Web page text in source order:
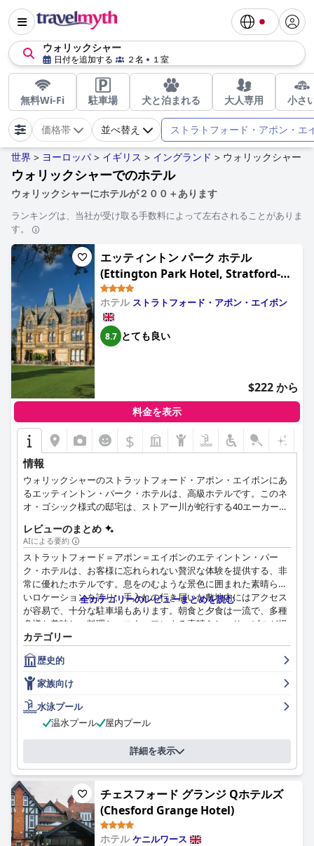
ウォリックシャー
日付を追加する ２名 １室
無料Wi-Fi 駐車場 犬と泊まれる 大人専用 小さ
価格帯 並べ替え ストラトフォード・アポン・エ
世界 > ヨーロッパ > イギリス > イングランド > ウォリックシャー
ウォリックシャーでのホテル
ウォリックシャーにホテルが２００＋あります
ランキングは、当社が受け取る手数料によって左右されることがありま
す。
エッティントン パーク ホテル
(Ettington Park Hotel, Stratford-
upon-Avon)
ホテル ストラトフォード・アポン・エイボン
8.7 とても良い
$222 から
料金を表示
$
情報
ウォリックシャーのストラットフォード・アポン・エイボンにあ
るエッティントン・パーク・ホテルは、高級ホテルです。このネ
オ・ゴシック様式の邸宅は、ストアー川が蛇行する40エーカーの
唯一のAA4レッドスター・ホテルで、週末の休暇に最適です。ま
た、敷地内には無料の駐車場も完備しています。It's a historic
country house where extravagance meets contemporary
comfort.⑰Ettington Parkはストラットフォード・アポン・エイ
ボンの最高級ホテルの一つであるだけでなく、ウォリックシャー
でのアフタヌーンティー、ロマンチックな休暇、息を飲むような
結婚式場、インスピレーションを与える会議・カンファレンス会
場も提供しています。インターコネクティングルームはご家族連
れに最適で、快適で豪華な宿泊体験を提供します。さらに、エッ
ティントン・パークはドッグフレンドリーなホテルであることを
誇り、ストラトフォード・アポン・エイボンを巡る旅を、犬の同
伴者と共有することができます。エッティントン・パークの47の
ベッドルームは、ただ眠るだけの場所ではありません。各部屋に
は個性があり、建物の歴史に忠実であると同時に、お客様にくつ
ろいでいただけるようになっています。レジャー施設や新しいス
ド・アポン・エイボンからほど近いウォリックシャーの田園地帯
に位置するエッティントン・パークは、宿泊客にとって隠れ家的
な存在です。レッドウッド・トリートメント・ルームは、ゲスト
をリラクゼーションの世界へ誘うトリートメントを堪能できるオ
アシスです。ガラス屋根から自然光が差し込む屋内プールエリア
には、スパプール、サウナ、スチームルームがあり、午前7時か
ら午後7時まで利用可能です。
レビューのまとめ
AIによる要約
ストラットフォード＝アポン＝エイボンのエティントン・パー
ク・ホテルは、お客様に忘れられない贅沢な体験を提供する、非
常に優れたホテルです。息をのむような景色に囲まれた素晴らし
いロケーションを誇り、手入れの行き届いた敷地内にはアクセス
が容易で、十分な駐車場もあります。朝食と夕食は一流で、多種
多様な美味しい料理と、スタッフによる素晴らしいサービスが提
供されます。客室は広々としていて、居心地が良く、とても快適
で、一部のお客様からは「素晴らしい」との声も上がっていま
す。ホテルはその清潔さとプロ意識が高く評価されており、多く
のお客様がフレンドリーで親切、かつ効率的なスタッフを称賛し
ています。家族連れに優しいホテルであり、毛皮で覆われた友人
にも対応しており、優れたファミリールームとサービスを提供し
ています。歴史好きの方は、ホテルの見事な建築と魅力的な歴史
に感銘を受けるでしょう。一方、贅沢とリラクゼーションを求め
る方は、エティントン・パーク・ホテルで必要なものすべてを見
つけることができるでしょう。全体として、お客様は宿泊を「魔
法のよう」、「贅沢」、「忘れられない」と表現しています。
全カテゴリーのレビューまとめを読む
カテゴリー
歴史的
家族向け
水泳プール
温水プール
屋内プール
詳細を表示
チェスフォード グランジ Qホテルズ
(Chesford Grange Hotel)
ホテルケニルワース